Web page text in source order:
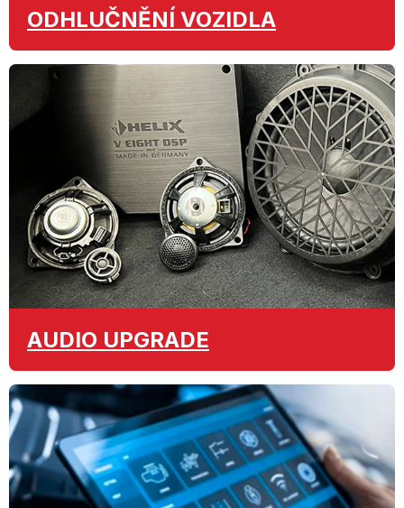
ODHLUČNĚNÍ VOZIDLA
AUDIO UPGRADE